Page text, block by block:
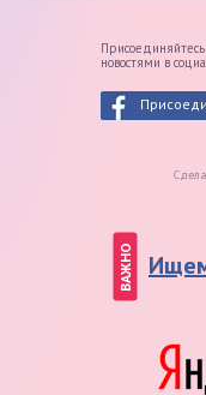
новостями в
ВАЖНО